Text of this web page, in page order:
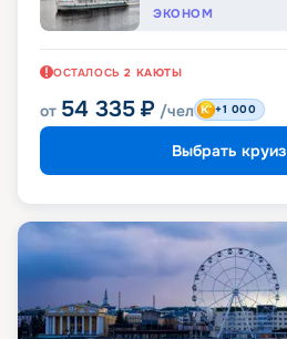
ЭКОНОМ
ОСТАЛОСЬ 2 КАЮТЫ
от 54 335 ₽ /чел +1 000
Выбрать круиз